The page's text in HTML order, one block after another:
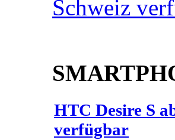
HTC Desire S
verfügbar